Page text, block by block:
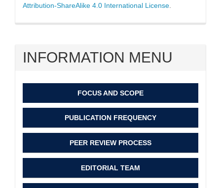
Attribution-ShareAlike 4.0 International License
INFORMATION MENU
FOCUS AND SCOPE
PUBLICATION FREQUENCY
PEER REVIEW PROCESS
EDITORIAL TEAM